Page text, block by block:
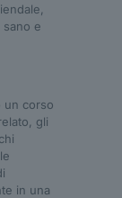
e
un corso
gli
in una